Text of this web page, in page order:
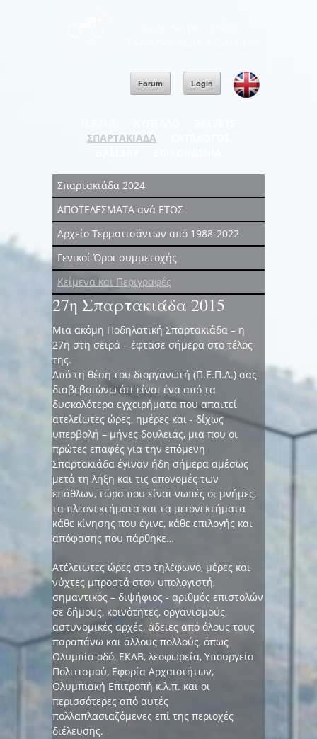
Forum Login
ΣΠΑΡΤΑΚΙΑΔΑ
Σπαρτακιάδα 2024
ΑΠΟΤΕΛΕΣΜΑΤΑ ανά ΕΤΟΣ
Αρχείο Τερματισάντων από 1988-2022
Γενικοί Όροι συμμετοχής
Κείμενα και Περιγραφές
27η Σπαρτακιάδα 2015
Μια ακόμη Ποδηλατική Σπαρτακιάδα – η
27η στη σειρά – έφτασε σήμερα στο τέλος
της.
Από τη θέση του διοργανωτή (Π.Ε.Π.Α.) σας
διαβεβαιώνω ότι είναι ένα από τα
δυσκολότερα εγχειρήματα που απαιτεί
ατελείωτες ώρες, ημέρες και - δίχως
υπερβολή – μήνες δουλειάς, μια που οι
πρώτες επαφές για την επόμενη
Σπαρτακιάδα έγιναν ήδη σήμερα αμέσως
μετά τη λήξη και τις απονομές των
επάθλων, τώρα που είναι νωπές οι μνήμες,
τα πλεονεκτήματα και τα μειονεκτήματα
κάθε κίνησης που έγινε, κάθε επιλογής και
απόφασης που πάρθηκε…
Ατέλειωτες ώρες στο τηλέφωνο, μέρες και
νύχτες μπροστά στον υπολογιστή,
σημαντικός – διψήφιος - αριθμός επιστολών
σε δήμους, κοινότητες, οργανισμούς,
αστυνομικές αρχές, άδειες από όλους τους
παραπάνω και άλλους πολλούς, όπως
Ολυμπία οδό, ΕΚΑΒ, λεοφωρεία, Υπουργείο
Πολιτισμού, Εφορία Αρχαιοτήτων,
Ολυμπιακή Επιτροπή κ.λ.π. και οι
περισσότερες από αυτές
πολλαπλασιαζόμενες επί της περιοχές
διέλευσης.